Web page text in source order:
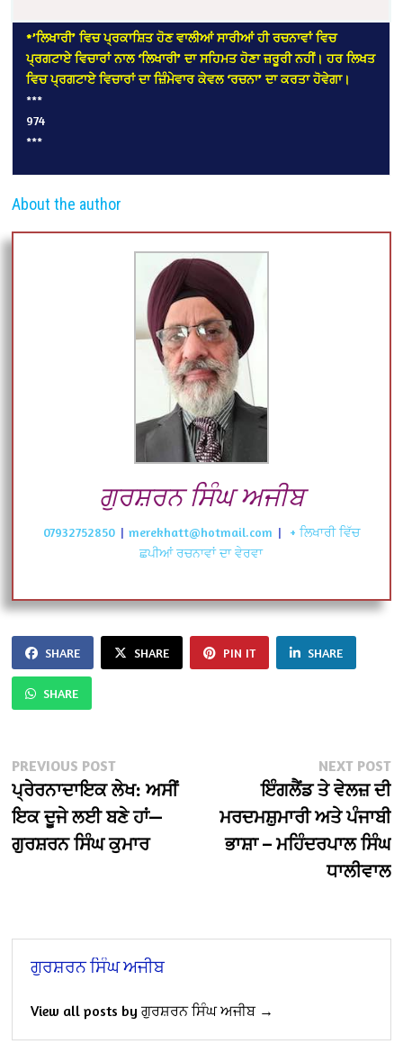
*’ਲਿਖਾਰੀ’ ਵਿਚ ਪ੍ਰਕਾਸ਼ਿਤ ਹੋਣ ਵਾਲੀਆਂ ਸਾਰੀਆਂ ਹੀ ਰਚਨਾਵਾਂ ਵਿਚ
ਪ੍ਰਗਟਾਏ ਵਿਚਾਰਾਂ ਨਾਲ ‘ਲਿਖਾਰੀ’ ਦਾ ਸਹਿਮਤ ਹੋਣਾ ਜ਼ਰੂਰੀ ਨਹੀਂ। ਹਰ ਲਿਖਤ
ਵਿਚ ਪ੍ਰਗਟਾਏ ਵਿਚਾਰਾਂ ਦਾ ਜ਼ਿੰਮੇਵਾਰ ਕੇਵਲ ‘ਰਚਨਾ’ ਦਾ ਕਰਤਾ ਹੋਵੇਗਾ।
***
974
***
About the author
ਗੁਰਸ਼ਰਨ ਸਿੰਘ ਅਜੀਬ
07932752850 | merekhatt@hotmail.com |
+ ਲਿਖਾਰੀ ਵਿੱਚ
ਛਪੀਆਂ ਰਚਨਾਵਾਂ ਦਾ ਵੇਰਵਾ
SHARE SHARE PIN IT SHARE
SHARE
Post
navigation
PREVIOUS POSTPrevious
post:
ਪ੍ਰੇਰਨਾਦਾਇਕ ਲੇਖ: ਅਸੀਂ
ਇਕ ਦੂਜੇ ਲਈ ਬਣੇ ਹਾਂ—
ਗੁਰਸ਼ਰਨ ਸਿੰਘ ਕੁਮਾਰ
NEXT POST
ਇੰਗਲੈਂਡ ਤੇ ਵੇਲਜ਼ ਦੀ
ਮਰਦਮਸ਼ੁਮਾਰੀ ਅਤੇ ਪੰਜਾਬੀ
ਭਾਸ਼ਾ – ਮਹਿੰਦਰਪਾਲ ਸਿੰਘ
ਧਾਲੀਵਾਲ
ਗੁਰਸ਼ਰਨ ਸਿੰਘ ਅਜੀਬ
View all posts by ਗੁਰਸ਼ਰਨ ਸਿੰਘ ਅਜੀਬ →